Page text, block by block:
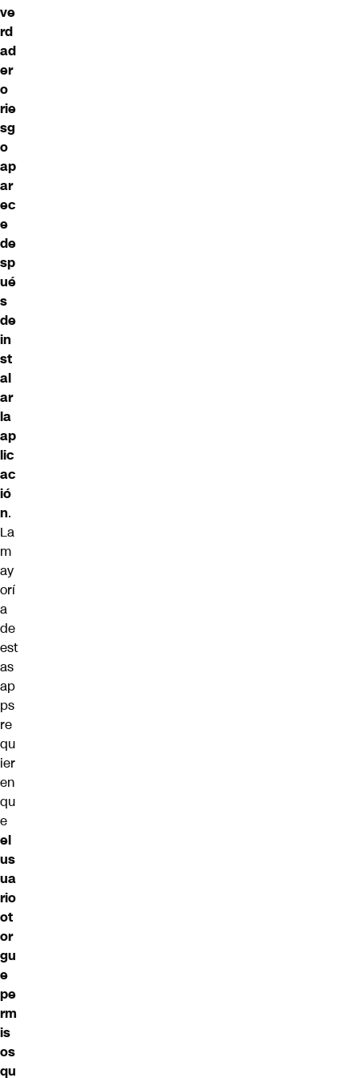
ve
rd
ad
er
o
rie
sg
o
ap
ar
ec
e
de
sp
ué
s
de
in
st
al
ar
la
ap
lic
ac
ió
n.
La
m
ay
orí
a
de
est
as
ap
ps
re
qu
ier
en
qu
e
el
us
ua
rio
ot
or
gu
e
pe
rm
is
os
qu